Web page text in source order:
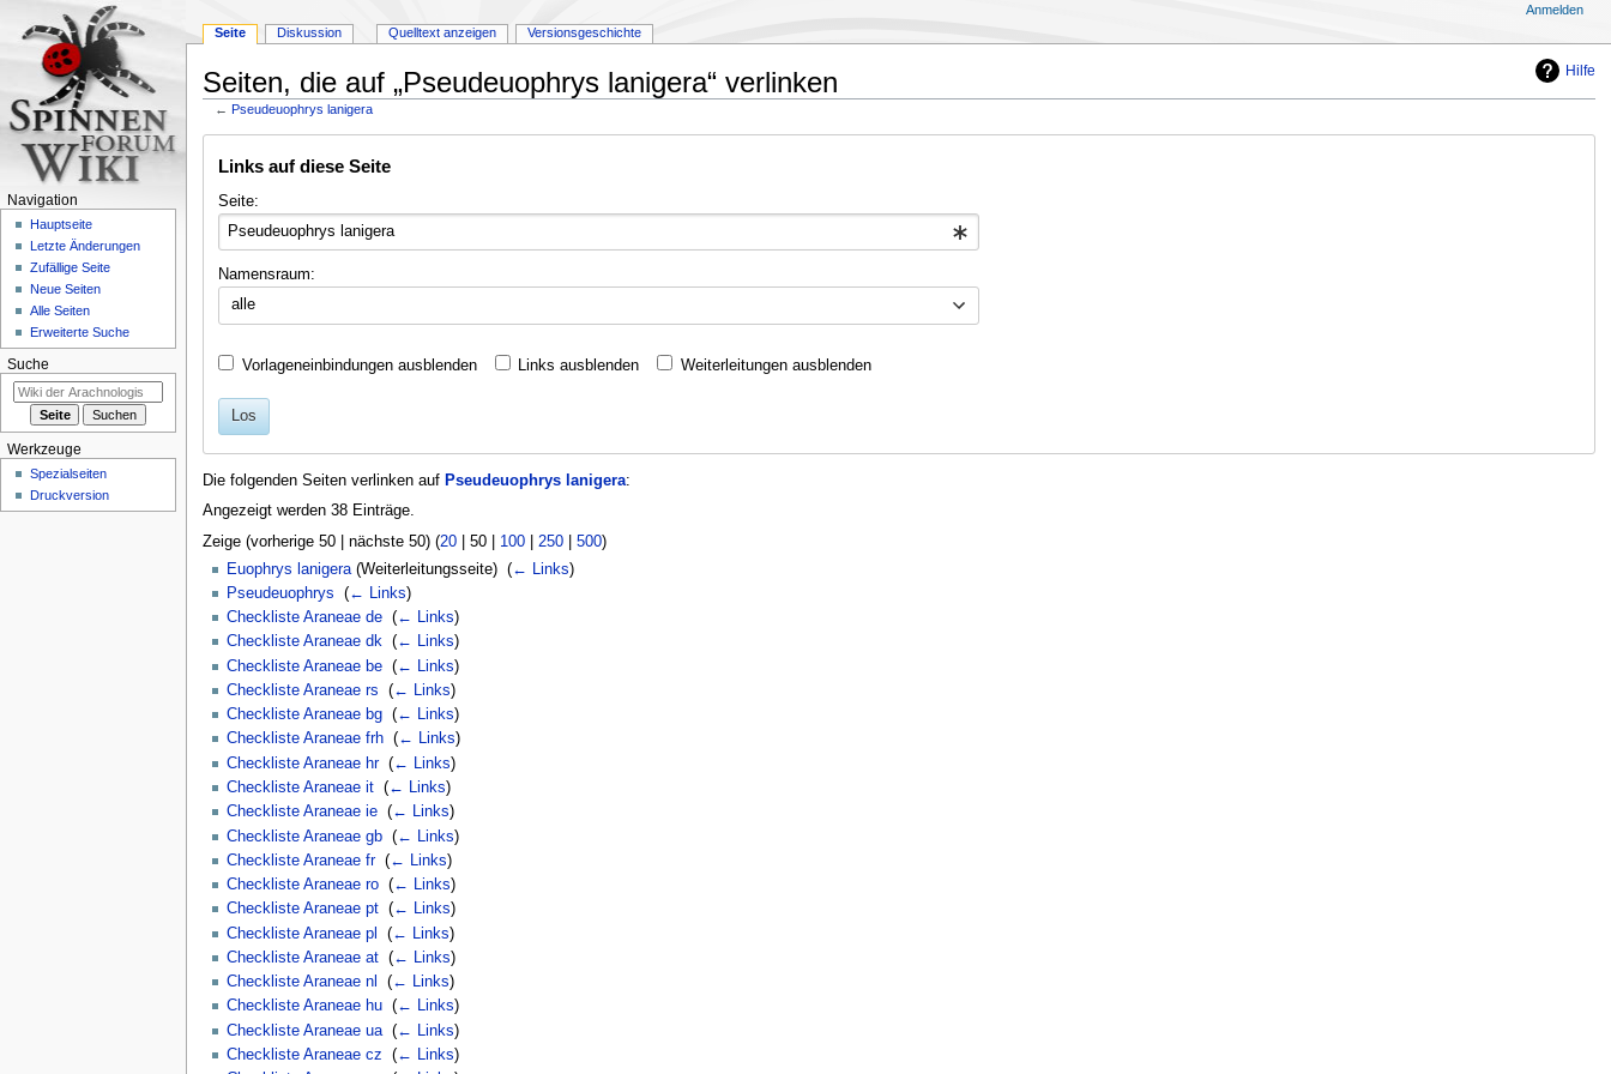
Hilfe
Seiten, die auf „Pseudeuophrys lanigera“ verlinken
← Pseudeuophrys lanigera
Navigation
Suche
Links auf diese Seite
Seite:
Namensraum:
alle
Vorlageneinbindungen ausblenden Links ausblenden Weiterleitungen ausblenden
Los
Die folgenden Seiten verlinken auf Pseudeuophrys lanigera:
Angezeigt werden 38 Einträge.
Zeige (vorherige 50| nächste 50) (20| 50| 100| 250| 500)
Euophrys lanigera(Weiterleitungsseite) ‎ (← Links)
Pseudeuophrys
(← Links)
Checkliste Araneae de‎ (← Links)
Checkliste Araneae dk‎ (← Links)
Checkliste Araneae be‎ (← Links)
Checkliste Araneae rs
(← Links)
Checkliste Araneae bg‎ (← Links)
Checkliste Araneae frh‎ (← Links)
Checkliste Araneae hr‎ (← Links)
Checkliste Araneae it‎ (← Links)
Checkliste Araneae ie‎ (← Links)
Checkliste Araneae gb‎ (← Links)
Checkliste Araneae fr‎ (← Links)
Checkliste Araneae ro‎ (← Links)
Checkliste Araneae pt‎ (← Links)
Checkliste Araneae pl
(← Links)
Checkliste Araneae at‎ (← Links)
Checkliste Araneae nl
(← Links)
Checkliste Araneae hu‎ (← Links)
Checkliste Araneae ua‎ (← Links)
Checkliste Araneae cz
(← Links)
Seite Diskussion Quelltext anzeigen Versionsgeschichte
Anmelden
Navigation
Hauptseite
Letzte Änderungen
Zufällige Seite
Neue Seiten
Alle Seiten
Erweiterte Suche
Suche
Werkzeuge
Spezialseiten
Druckversion